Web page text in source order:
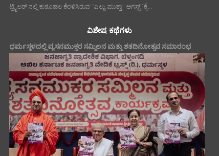
ಟ್ರೈಲರ್ ನಲ್ಲಿ ಕುತೂಹಲ ಕೆರಳಿಸಿರುವ “ಎಲ್ಟು ಮುತ್ತಾ” ಆಗಸ್ಟ್ 1ಕ್ಕೆ...
ವಿಶೇಷ ಕಥೆಗಳು
ಧರ್ಮಸ್ಥಳದಲ್ಲಿ ವ್ಯಸನಮುಕ್ತರ ಸಮ್ಮಿಲನ ಮತ್ತು ಶತದಿನೋತ್ಸವ ಸಮಾರಂಭ